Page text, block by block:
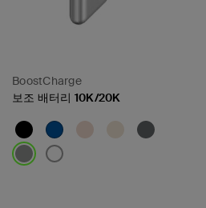
BoostCharge
보조 배터리 10K/20K